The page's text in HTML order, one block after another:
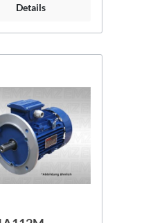
Details